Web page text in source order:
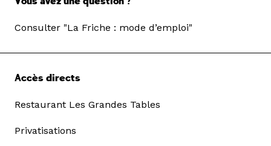
Consulter "La Friche : mode d’emploi"
Accès directs
Restaurant Les Grandes Tables
Privatisations